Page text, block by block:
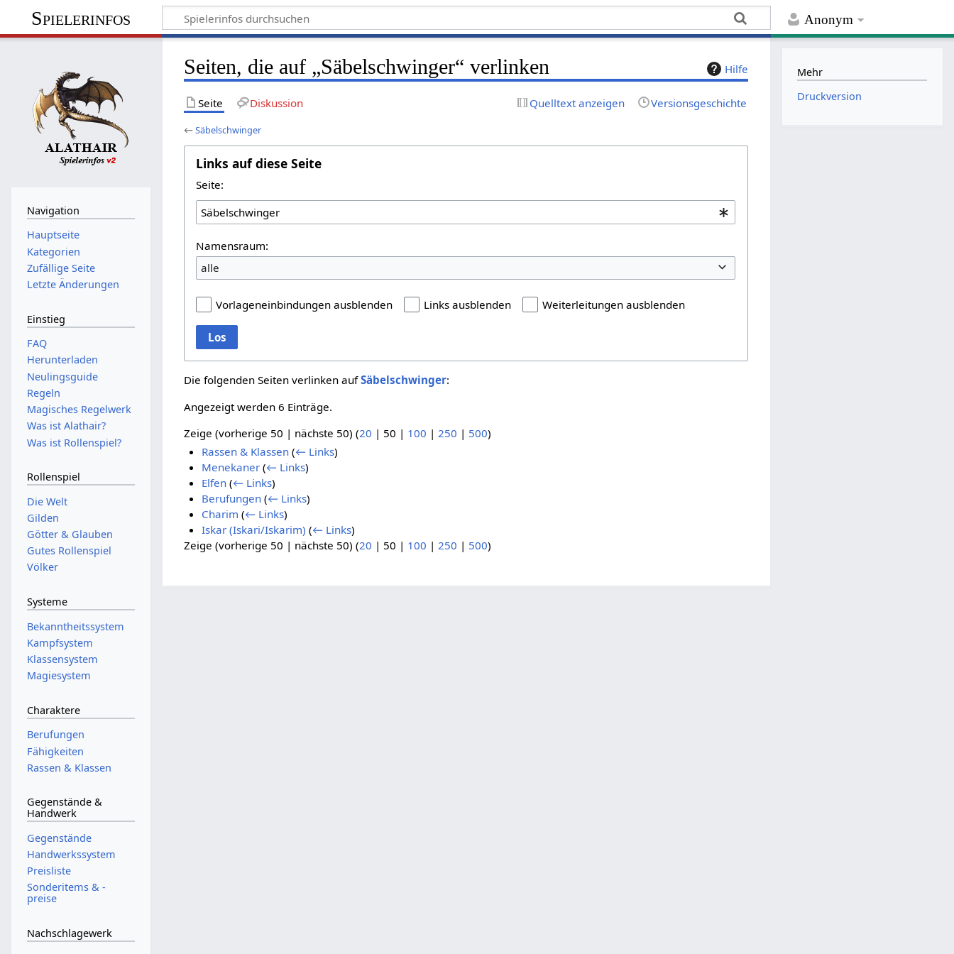
Anonym
Spielerinfos
Hilfe
Seiten, die auf „Säbelschwinger“ verlinken
Seite Diskussion Quelltext anzeigen Versionsgeschichte
←Säbelschwinger
Links auf diese Seite
Seite:
Namensraum:
alle
Vorlageneinbindungen ausblenden Links ausblenden Weiterleitungen ausblenden
Los
Die folgenden Seiten verlinken aufSäbelschwinger:
Angezeigt werden 6 Einträge.
Zeige (vorherige 50 | nächste 50) (20 | 50 | 100 | 250 | 500)
Rassen & Klassen (← Links)
Menekaner (← Links)
Elfen (← Links)
Berufungen (← Links)
Charim (← Links)
Iskar (Iskari/Iskarim) (← Links)
Zeige (vorherige 50 | nächste 50) (20 | 50 | 100 |250 | 500)
Navigation
Hauptseite
Kategorien
Zufällige Seite
Letzte Änderungen
Einstieg
FAQ
Herunterladen
Neulingsguide
Regeln
Magisches Regelwerk
Was ist Alathair?
Was ist Rollenspiel?
Rollenspiel
Die Welt
Gilden
Götter & Glauben
Gutes Rollenspiel
Völker
Systeme
Bekanntheitssystem
Kampfsystem
Klassensystem
Magiesystem
Charaktere
Berufungen
Fähigkeiten
Rassen & Klassen
Gegenstände &
Handwerk
Gegenstände
Handwerkssystem
Preisliste
Sonderitems & -
preise
Nachschlagewerk
Mehr
Druckversion